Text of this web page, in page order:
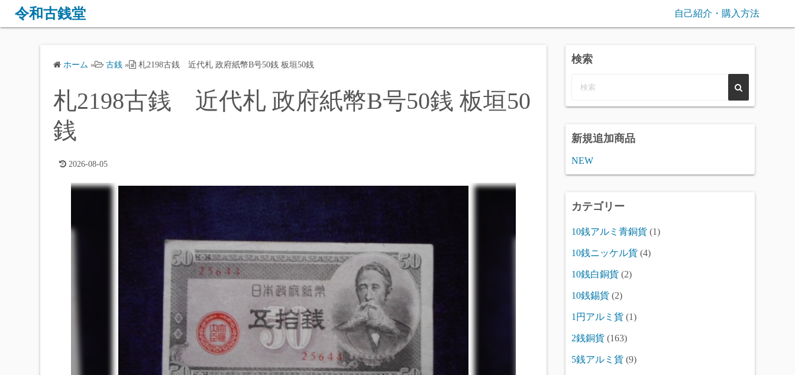
令和古銭堂 自己紹介・購入方法
ホーム » 古銭 » 札2198古銭 近代札 政府紙幣B号50銭 板垣50銭
札2198古銭 近代札 政府紙幣B号50銭 板垣50
銭
2026-08-05
検索
新規追加商品
NEW
カテゴリー
10銭アルミ青銅貨 (1)
10銭ニッケル貨 (4)
10銭白銅貨 (2)
10銭錫貨 (2)
1円アルミ貨 (1)
2銭銅貨 (163)
5銭アルミ貨 (9)